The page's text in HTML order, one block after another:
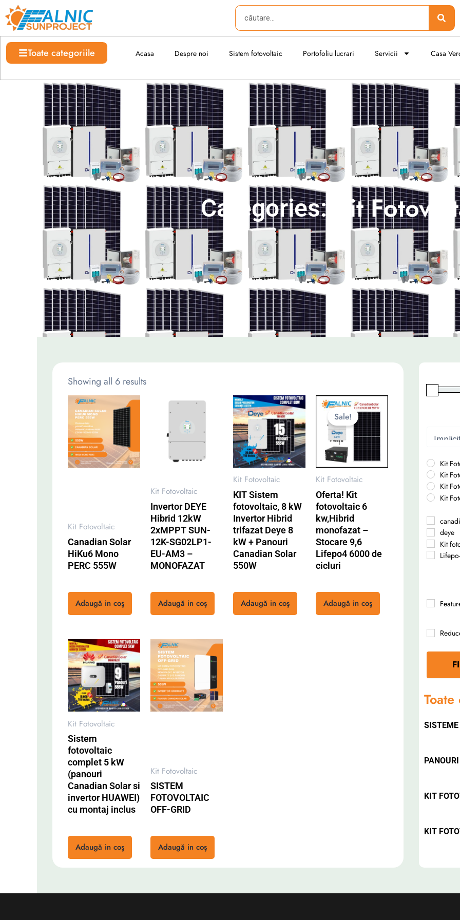
Skip
to
content
Search
Toate categoriile Acasa Despre noi Sistem fotovoltaic Portofoliu lucrari Servicii Casa
Categories: Kit
Showing all 6 results
Kit Fotovoltaic
Canadian Solar
HiKu6 Mono
PERC 555W
Rated
out
of
Adaugă in coş
Kit Fotovoltaic
Invertor DEYE
Hibrid 12kW
2xMPPT SUN-
12K-SG02LP1-
EU-AM3 –
MONOFAZAT
Rated
out
of
Adaugă in coş
Kit Fotovoltaic
KIT Sistem
fotovoltaic, 8 kW
Invertor Hibrid
trifazat Deye 8
kW + Panouri
Canadian Solar
550W
Rated
out
of
Adaugă in coş
Sale!
Kit Fotovoltaic
Oferta! Kit
fotovoltaic 6
kw,Hibrid
monofazat –
Stocare 9,6
Lifepo4 6000 de
cicluri
Rated
out
of
Adaugă in coş
Kit Fotovoltaic
Sistem
fotovoltaic
complet 5 kW
(panouri
Canadian Solar si
invertor HUAWEI)
cu montaj inclus
Rated
out
of
5
Adaugă in coş
Kit Fotovoltaic
SISTEM
FOTOVOLTAIC
OFF-GRID
Rated
out
of
5
Adaugă in coş
Kit
Kit
Kit
Kit
deye
Kit
SISTEME
KIT
KIT